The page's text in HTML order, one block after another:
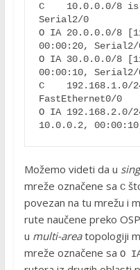
C    10.0.0.0/8 is
Serial2/0
O IA 20.0.0.0/8
00:00:20, Serial2/
O IA 30.0.0.0/8
00:00:10, Serial2/
C    192.168.1.0/
FastEthernet0/0
O IA 192.168.2.0/
Možemo videti da u
mreže označene sa C
povezan na tu mrežu i
rute naučene preko
u multi-areatopologiji
mreže označene sa O